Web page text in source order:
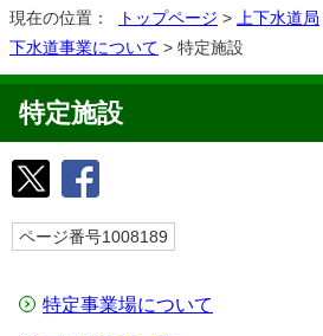
現在の位置： トップページ > 上下水道局
下水道事業について > 特定施設
特定施設
ページ番号1008189
特定事業場について